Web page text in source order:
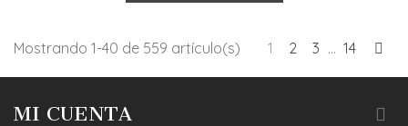
Mostrando 1-40 de 559 artículo(s) 1 2 3 … 14
MI CUENTA